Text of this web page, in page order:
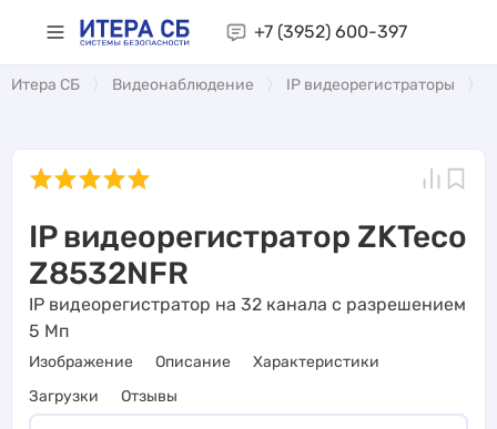
+7 (3952) 600-397
Итера СБ Видеонаблюдение IP видеорегистраторы
IP видеорегистратор ZKTeco
Z8532NFR
IP видеорегистратор на 32 канала с разрешением
5 Мп
Изображение Описание
Характеристики
Загрузки
Отзывы